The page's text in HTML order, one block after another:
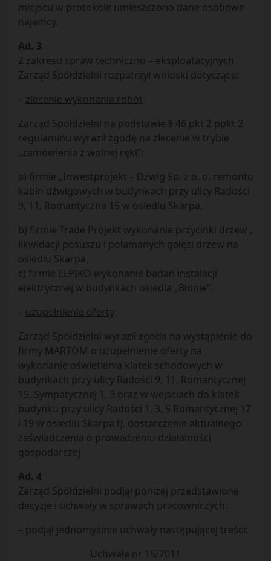
miejscu w protokole umieszczono dane osobowe
najemcy.
Ad. 3
Z zakresu spraw techniczno – eksploatacyjnych
Zarząd Spółdzielni rozpatrzył wnioski dotyczące:
– zlecenie wykonania robót
Zarząd Spółdzielni na podstawie § 46 pkt 2 ppkt 2
regulaminu wyraził zgodę na zlecenie w trybie
„zamówienia z wolnej ręki”:
a) firmie „Inwestprojekt – Dzwig Sp. z o. o. remontu
kabin dźwigowych w budynkach przy ulicy Radości
9, 11, Romantyczna 15 w osiedlu Skarpa,
b) firmie Trade Projekt wykonanie przycinki drzew ,
likwidacji posuszu i połamanych gałęzi drzew na
osiedlu Skarpa,
c) firmie ELPIKO wykonanie badań instalacji
elektrycznej w budynkach osiedla „Błonie”.
– uzupełnienie oferty
Zarząd Spółdzielni wyraził zgoda na wystąpienie do
firmy MARTOM o uzupełnienie oferty na
wykonanie oświetlenia klatek schodowych w
budynkach przy ulicy Radości 9, 11, Romantycznej
15, Sympatycznej 1, 3 oraz w wejściach do klatek
budynku przy ulicy Radości 1, 3, 5 Romantycznej 17
i 19 w osiedlu Skarpa tj. dostarczenie aktualnego
zaświadczenia o prowadzeniu działalności
gospodarczej.
Ad. 4
Zarząd Spółdzielni podjął poniżej przedstawione
decyzje i uchwały w sprawach pracowniczych:
– podjął jednomyślnie uchwały następującej treści:
Uchwała nr 15/2011